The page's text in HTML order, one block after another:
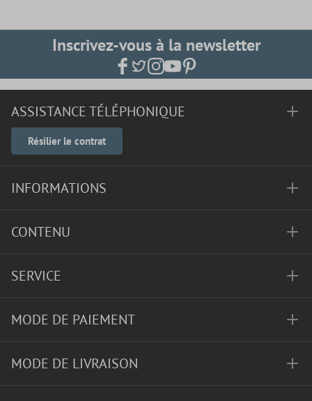
Inscrivez-vous à la newsletter
ASSISTANCE TÉLÉPHONIQUE
Résilier le contrat
INFORMATIONS
CONTENU
SERVICE
MODE DE PAIEMENT
MODE DE LIVRAISON